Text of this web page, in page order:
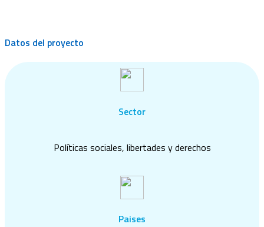
Datos del proyecto
Sector
Políticas sociales, libertades y derechos
Paises